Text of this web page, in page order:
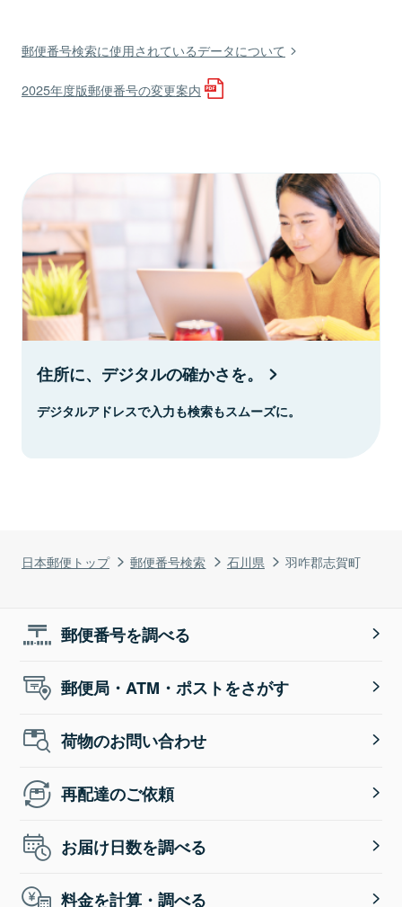
日本郵便トップ 郵便番号検索 石川県 羽咋郡志賀町
郵便番号検索に使用されているデータについて
2025年度版郵便番号の変更案内
住所に、デジタルの確かさを。
デジタルアドレスで入力も検索もスムーズに。
郵便番号を調べる
郵便局・ATM・ポストをさがす
荷物のお問い合わせ
再配達のご依頼
お届け日数を調べる
料金を計算・調べる